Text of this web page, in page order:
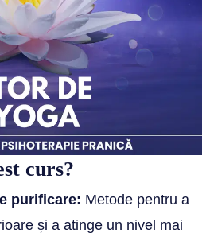
curs?
purificare: Metode pentru a
și a atinge un nivel mai